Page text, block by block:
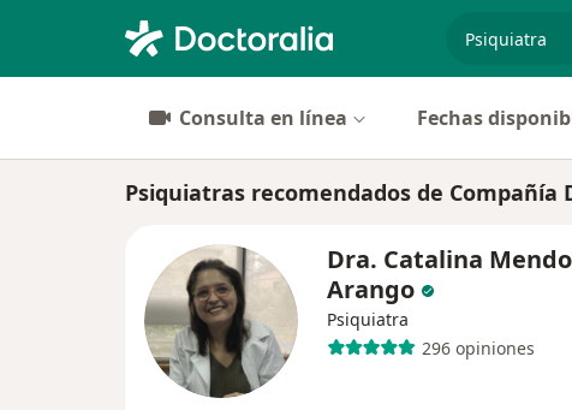
Consulta en línea Fechas
Psiquiatras recomendados de Compañía
Dra. Catalina
Arango
Psiquiatra
296 opiniones